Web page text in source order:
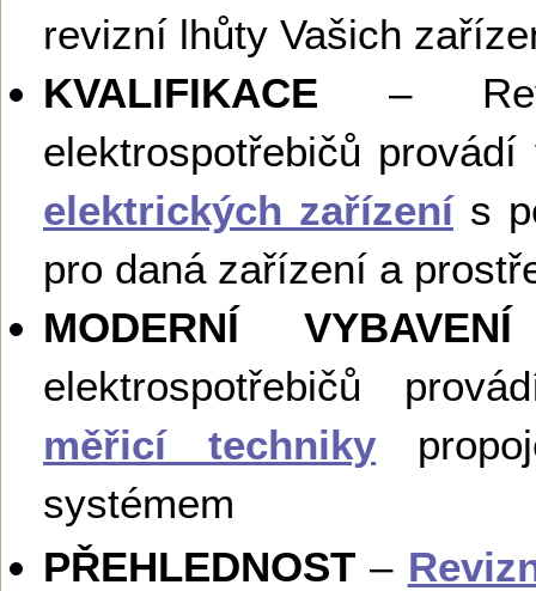
revizní lhůty Vašich
KVALIFIKACE –
elektrospotřebičů
elektrických zařízenís
pro daná zařízení a
MODERNÍ VYBAVENÍ
elektrospotřebičů
měřicí techniky
systémem
PŘEHLEDNOST –